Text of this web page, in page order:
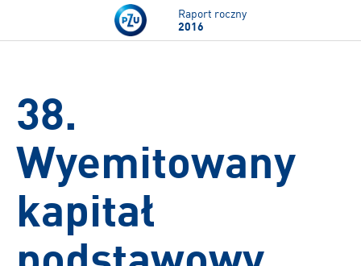
Przejdź do treści
Raport roczny
2016
38.
Wyemitowany
kapitał